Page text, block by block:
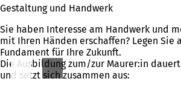
Gestaltung und Handwerk
Sie haben Interesse am Handwerk und
mit Ihren Händen erschaffen? Legen Sie
Fundament für Ihre Zukunft.
Die Ausbildung zum/zur Maurer:in
und setzt sich zusammen aus: